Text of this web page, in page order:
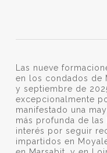
Las nueve
en los condados de
y septiembre de
excepcionalmente
manifestado una
más profunda de
interés por seguir
impartidos en